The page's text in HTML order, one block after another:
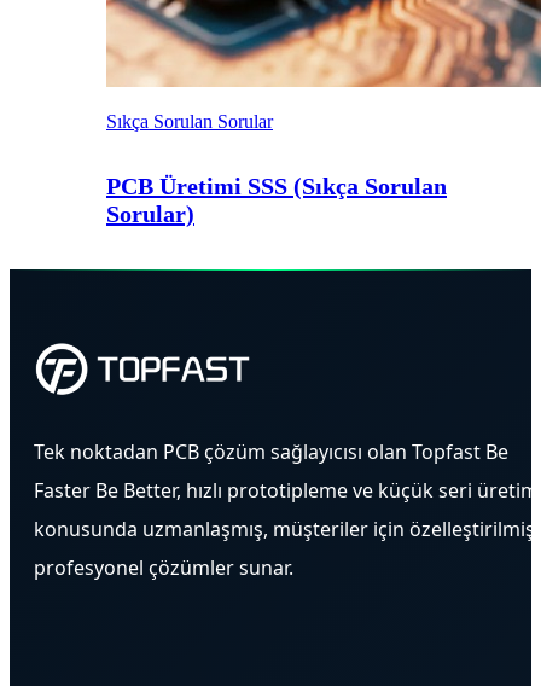
Sıkça Sorulan Sorular
PCB Üretimi SSS (Sıkça Sorulan
Sorular)
Tek noktadan PCB çözüm sağlayıcısı olan Topfast Be
Faster Be Better, hızlı prototipleme ve küçük seri üretim
konusunda uzmanlaşmış, müşteriler için özelleştirilmiş
profesyonel çözümler sunar.